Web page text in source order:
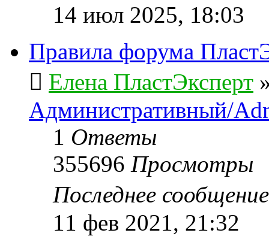
14 июл 2025, 18:03
Правила форума
Елена ПластЭксперт
Административный/
1 Ответы
355696 Просмотры
Последнее
11 фев 2021, 21:32